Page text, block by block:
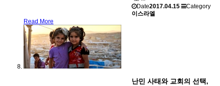
Date2017.04.15
Category
이스라엘
Read More
난민 사태와 교회의 선택,